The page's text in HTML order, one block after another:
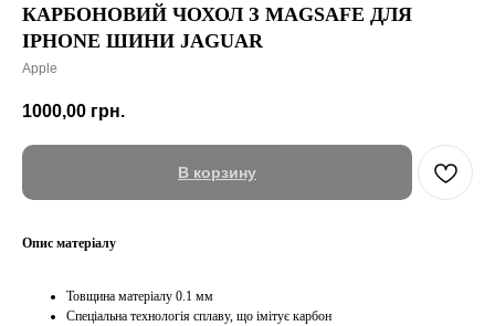
КАРБОНОВИЙ ЧОХОЛ З MAGSAFE ДЛЯ
IPHONE ШИНИ JAGUAR
Apple
1000,00 грн.
В корзину
Опис матеріалу
Товщина матеріалу 0.1 мм
Спеціальна технологія сплаву, що імітує карбон